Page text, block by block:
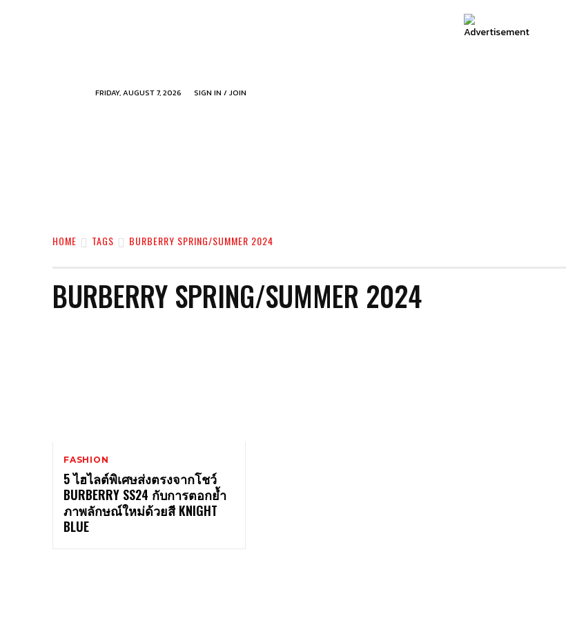
FRIDAY, AUGUST 7, 2026 SIGN IN / JOIN
HOME TAGS BURBERRY SPRING/SUMMER 2024
BURBERRY SPRING/SUMMER 2024
FASHION
5 ไฮไลต์พิเศษส่งตรงจากโชว์
BURBERRY SS24 กับการตอกย้ำ
ภาพลักษณ์ใหม่ด้วยสี KNIGHT
BLUE